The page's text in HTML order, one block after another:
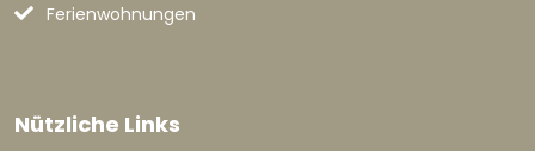
Ferienwohnungen
Nützliche Links